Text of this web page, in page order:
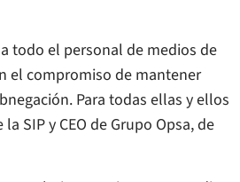
todo el personal de medios de
el compromiso de mantener
Para todas ellas y ellos
SIP y CEO de Grupo Opsa, de